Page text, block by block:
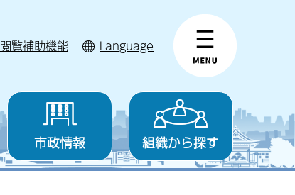
閲覧補助機能 Language
市政情報 組織から探す